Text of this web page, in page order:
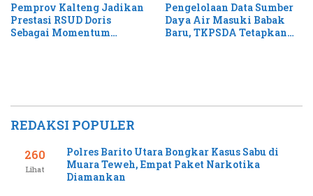
Pemprov Kalteng Jadikan
Prestasi RSUD Doris
Sebagai Momentum
Pengelolaan Data Sumber
Daya Air Masuki Babak
Baru, TKPSDA Tetapkan
REDAKSI POPULER
260
Lihat
Polres Barito Utara Bongkar Kasus Sabu di
Muara Teweh, Empat Paket Narkotika
Diamankan